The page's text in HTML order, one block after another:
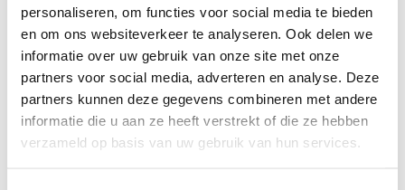
personaliseren, om functies voor social media te bieden
en om ons websiteverkeer te analyseren. Ook delen we
informatie over uw gebruik van onze site met onze
partners voor social media, adverteren en analyse. Deze
partners kunnen deze gegevens combineren met andere
informatie die u aan ze heeft verstrekt of die ze hebben
verzameld op basis van uw gebruik van hun services.